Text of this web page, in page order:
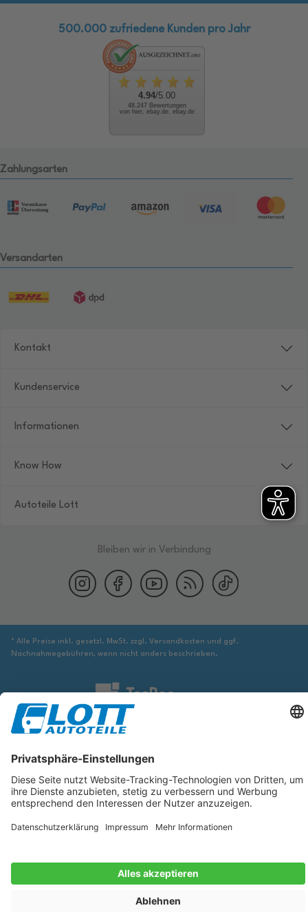
500.000 zufriedene Kunden pro Jahr
4.94/5.00
48.247 Bewertungen
von hier, ebay.de, ebay.de
Zahlungsarten
Versandarten
Kontakt
Kundenservice
Informationen
Know How
Autoteile Lott
Bleiben wir in Verbindung
* Alle Preise inkl. gesetzl. MwSt. zzgl. Versandkosten und ggf.
Nachnahmegebühren, wenn nicht anders beschrieben.
Wir sind verpflichtet Sie darauf hinzuweisen, dass Sie ggf. ergänzende
entspricht und für das betreffende Automobil passt.
Die hier angezeigten Daten, insbesondere die gesamte Datenbank, dürfen
nicht kopiert werden. Es ist zu unterlassen, die Daten oder die gesamte
verbreiten und/oder diese Handlungen durch Dritte ausführen zu lassen.